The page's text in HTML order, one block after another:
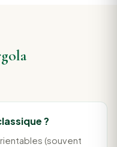
?
(souvent